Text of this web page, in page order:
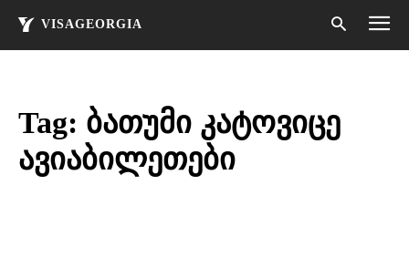
VISAGEORGIA
Tag: ბათუმი კატოვიცე
ავიაბილეთები